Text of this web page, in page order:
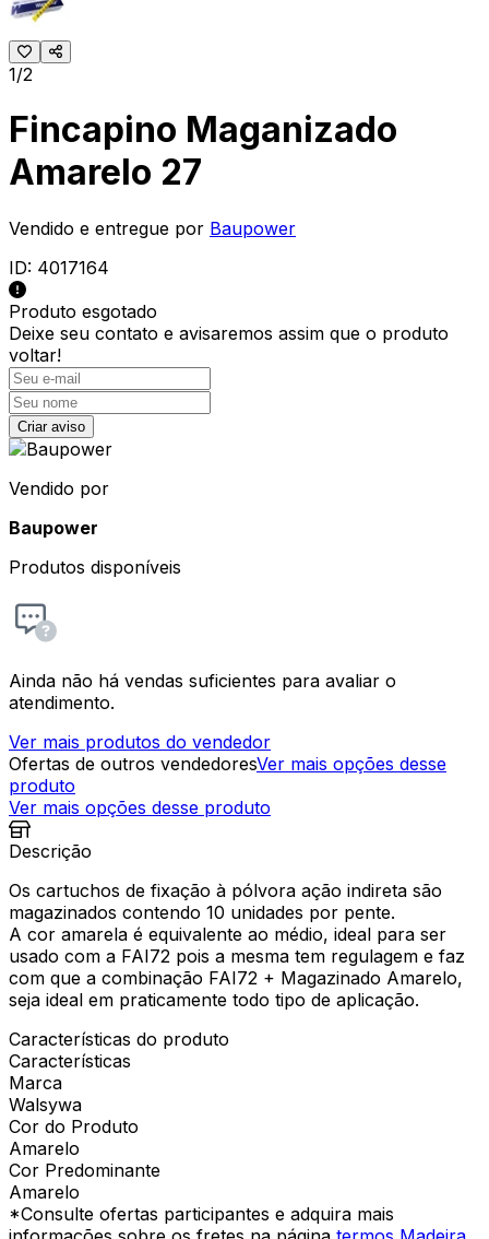
1/2
Fincapino Maganizado
Amarelo 27
Vendido e entregue por Baupower
ID: 4017164
Produto esgotado
Deixe seu contato e avisaremos assim que o produto
voltar!
Criar aviso
Vendido por
Baupower
Produtos disponíveis
Ainda não há vendas suficientes para avaliar o
atendimento.
Ver mais produtos do vendedor
Ofertas de outros vendedoresVer mais opções desse
produto
Ver mais opções desse produto
Descrição
Os cartuchos de fixação à pólvora ação indireta são
magazinados contendo 10 unidades por pente.
A cor amarela é equivalente ao médio, ideal para ser
usado com a FAI72 pois a mesma tem regulagem e faz
com que a combinação FAI72 + Magazinado Amarelo,
seja ideal em praticamente todo tipo de aplicação.
Características do produto
Características
Marca
Walsywa
Cor do Produto
Amarelo
Cor Predominante
Amarelo
*Consulte ofertas participantes e adquira mais